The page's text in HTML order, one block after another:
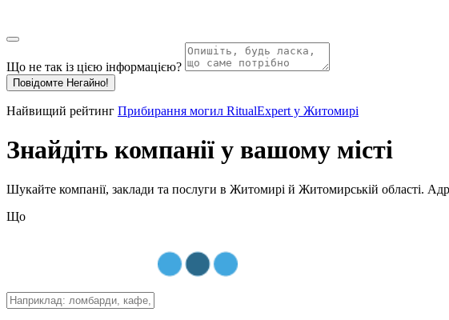
Що не так із цією інформацією?
Повідомте Негайно!
Найвищий рейтинг Прибирання могил RitualExpert у Житомирі
Знайдіть компанії у вашому місті
Шукайте компанії, заклади та послуги в Житомирі й Житомирській області.
Що